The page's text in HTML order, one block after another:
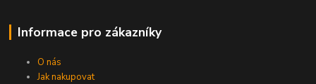
Informace pro zákazníky
O nás
Jak nakupovat